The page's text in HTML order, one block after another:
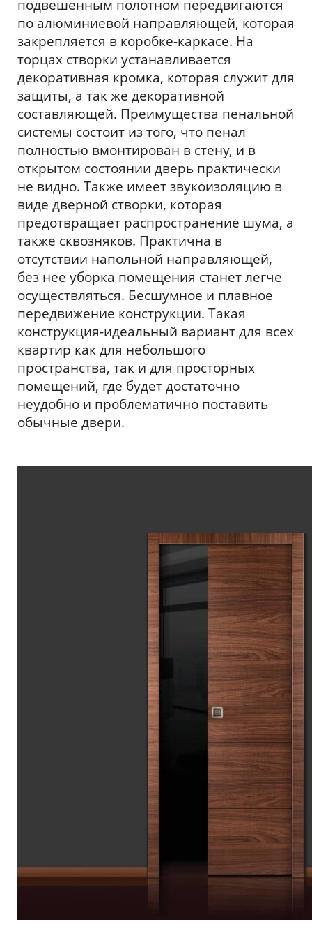
подвешенным полотном передвигаются
по алюминиевой направляющей, которая
закрепляется в коробке-каркасе. На
торцах створки устанавливается
декоративная кромка, которая служит для
защиты, а так же декоративной
составляющей. Преимущества пенальной
системы состоит из того, что пенал
полностью вмонтирован в стену, и в
открытом состоянии дверь практически
не видно. Также имеет звукоизоляцию в
виде дверной створки, которая
предотвращает распространение шума, а
также сквозняков. Практична в
отсутствии напольной направляющей,
без нее уборка помещения станет легче
осуществляться. Бесшумное и плавное
передвижение конструкции. Такая
конструкция-идеальный вариант для всех
квартир как для небольшого
пространства, так и для просторных
помещений, где будет достаточно
неудобно и проблематично поставить
обычные двери.